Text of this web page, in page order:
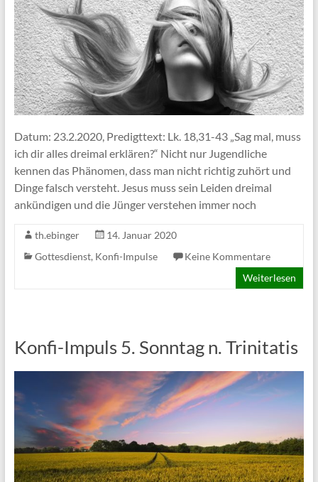
Datum: 23.2.2020, Predigttext: Lk. 18,31-43 „Sag mal, muss
ich dir alles dreimal erklären?“ Nicht nur Jugendliche
kennen das Phänomen, dass man nicht richtig zuhört und
Dinge falsch versteht. Jesus muss sein Leiden dreimal
ankündigen und die Jünger verstehen immer noch
th.ebinger
14. Januar 2020
Gottesdienst, Konfi-Impulse
Keine Kommentare
Weiterlesen
Konfi-Impuls 5. Sonntag n. Trinitatis